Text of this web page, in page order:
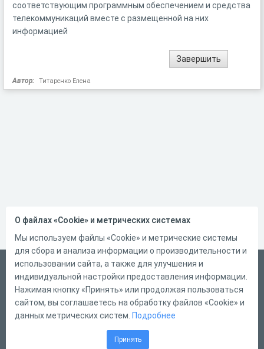
соответствующим программным обеспечением и средства
телекоммуникаций вместе с размещенной на них
информацией
Автор: Титаренко Елена
Русский
Справка
Форма обратной связи
О файлах «Cookie» и метрических системах
Мы используем файлы «Cookie» и метрические системы
для сбора и анализа информации о производительности и
использовании сайта, а также для улучшения и
индивидуальной настройки предоставления информации.
Нажимая кнопку «Принять» или продолжая пользоваться
сайтом, вы соглашаетесь на обработку файлов «Cookie» и
данных метрических систем. Подробнее
Принять